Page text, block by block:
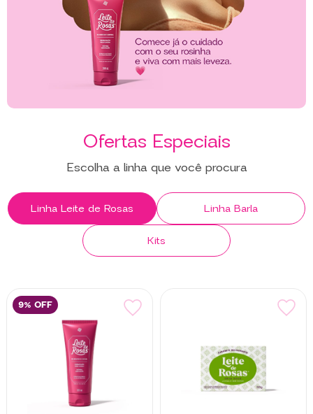
Ofertas Especiais
Escolha a linha que você procura
Linha Leite de Rosas
Linha Barla
Kits
9% OFF